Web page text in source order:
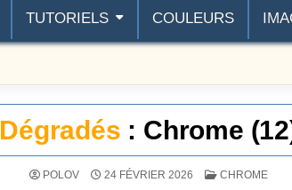
TUTORIELS COULEURS
Dégradés : Chrome
POLOV 24 FÉVRIER 2026 POSTÉ DANS
CHROME